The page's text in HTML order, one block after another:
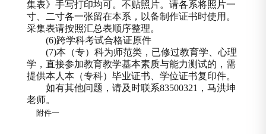
集表》手写打印均可。不贴照片。请各系将照片一
寸、二寸各一张留在本系，以备制作证书时使用。
采集表请按照汇总表顺序整理。
(6)跨学科考试合格证原件
(7)本（专）科为师范类，已修过教育学、心理
学，直接参加教育教学基本素质与能力测试的，需
提供本人本（专科）毕业证书、学位证书复印件。
如有其他问题，请及时联系83500321 ， 马洪坤
老师。
附件一